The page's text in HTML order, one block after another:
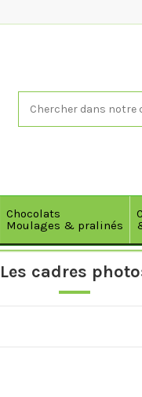
Chocolats
Moulages & pralinés
Les cadres